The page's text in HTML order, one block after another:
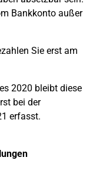
Bankkonto außer
Sie erst am
2020 bleibt diese
bei der
erfasst.